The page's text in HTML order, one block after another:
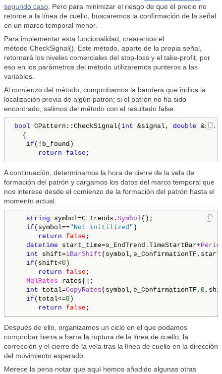
segundo caso. Pero para minimizar el riesgo de que el precio no
retorne a la línea de cuello, buscaremos la confirmación de la señal
en un marco temporal menor.
Para implementar esta funcionalidad, crearemos el
método CheckSignal(). Este método, aparte de la propia señal,
retornará los niveles comerciales del stop-loss y el take-profit, por
eso en los parámetros del método utilizaremos punteros a las
variables.
Al comienzo del método, comprobamos la bandera que indica la
localización previa de algún patrón; si el patrón no ha sido
encontrado, salimos del método con el resultado false.
bool CPattern::CheckSignal( int &signal, double &sl,
{
if (!b_found)
return false
A continuación, determinamos la hora de cierre de la vela de
formación del patrón y cargamos los datos del marco temporal que
nos interese desde el comienzo de la formación del patrón hasta el
momento actual.
string symbol=C_Trends. Symbol ();
if (symbol=="Not Initilized" )
return false ;
datetime start_time=s_EndTrend.TimeStartBar+
int shift=iBarShift
if (shift<0 )
return false ;
MqlRates rates[];
int total=CopyRates (symbol,e_ConfirmationTF, 0
if (total<=0 )
return false
Después de ello, organizamos un ciclo en el que podamos
comprobar barra a barra la ruptura de la línea de cuello, la
corrección y el cierre de la vela tras la línea de cuello en la dirección
del movimiento esperado.
Merece la pena notar que aquí hemos añadido algunas otras